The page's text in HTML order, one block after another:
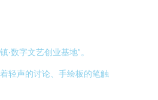
数字文艺创业基地”。
轻声的讨论、手绘板的笔触